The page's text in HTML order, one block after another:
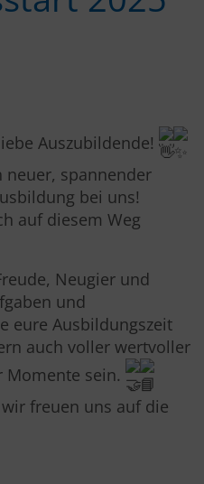
Auszubildende!
neuer, spannender
bei uns!
auf diesem Weg
Neugier und
und
eure Ausbildungszeit
auch voller wertvoller
Momente sein.
freuen uns auf die